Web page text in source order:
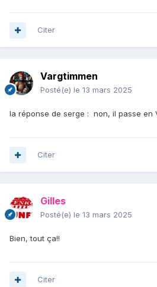
Citer
Vargtimmen
Posté(e) le 13 mars 2025
la réponse de serge : non, il passe en
Citer
Gilles
Posté(e) le 13 mars 2025
Bien, tout ça!!
Citer